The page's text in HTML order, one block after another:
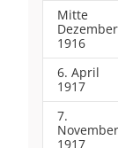
Mitte
Dezember
1916
6. April
1917
7.
November
1917